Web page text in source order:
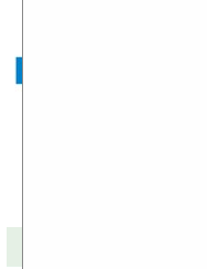
Среди
One